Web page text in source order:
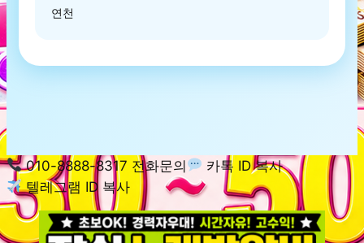
연천
010-8888-8317 전화문의
카톡 ID 복사
텔레그램 ID 복사